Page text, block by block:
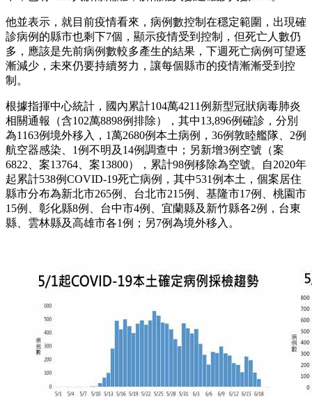
他並表示，就目前疫情看來，病例數控制在穩定範圍，出現確
診病例的縣市也剩下7個，顯示疫情受到控制，但死亡人數仍
多，應該是先前病例數較多產生的結果，下週死亡病例可望逐
漸減少，未來仍要持續努力，讓每個縣市的疫情漸漸受到控
制。
根據指揮中心統計，國內累計104萬4211例新型冠狀病毒肺炎
相關通報（含102萬8898例排除），其中13,896例確診，分別
為1163例境外移入，1萬2680例本土病例，36例敦睦艦隊、2例
航空器感染、1例不明及14例調查中；另新增3例空號（案
6822、案13764、案13800），累計98例移除為空號。自2020年
起累計538例COVID-19死亡病例，其中531例本土，個案居住
縣市分布為新北市265例、台北市215例、基隆市17例、桃園市
15例、彰化縣8例、台中市4例、宜蘭縣及新竹縣各2例，台東
縣、雲林縣及高雄市各1例；另7例為境外移入。